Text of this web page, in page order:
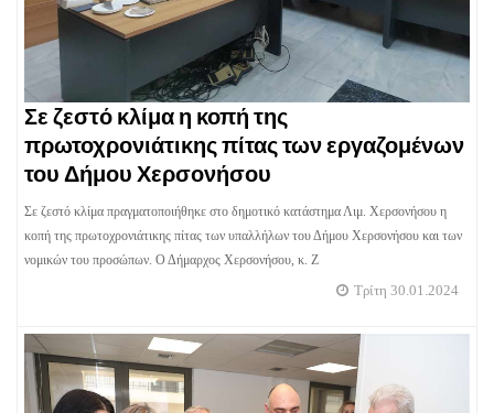
Σε ζεστό κλίμα η κοπή της
πρωτοχρονιάτικης πίτας των εργαζομένων
του Δήμου Χερσονήσου
Σε ζεστό κλίμα πραγματοποιήθηκε στο δημοτικό κατάστημα Λιμ. Χερσονήσου η
κοπή της πρωτοχρονιάτικης πίτας των υπαλλήλων του Δήμου Χερσονήσου και των
νομικών του προσώπων. Ο Δήμαρχος Χερσονήσου, κ. Ζ
Τρίτη 30.01.2024